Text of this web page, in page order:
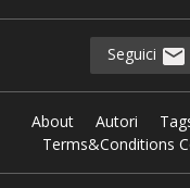
Seguici
About Autori
Terms&Conditions